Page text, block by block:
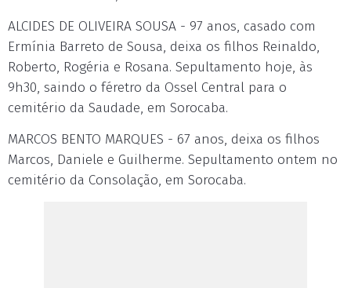
ALCIDES DE OLIVEIRA SOUSA - 97 anos, casado com
Ermínia Barreto de Sousa, deixa os filhos Reinaldo,
Roberto, Rogéria e Rosana. Sepultamento hoje, às
9h30, saindo o féretro da Ossel Central para o
cemitério da Saudade, em Sorocaba.
MARCOS BENTO MARQUES - 67 anos, deixa os filhos
Marcos, Daniele e Guilherme. Sepultamento ontem no
cemitério da Consolação, em Sorocaba.